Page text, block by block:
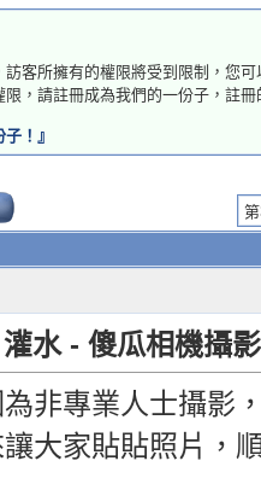
客所擁有的權限將受到限制，您
，請註冊成為我們的一份子，註
！』
灌水 - 傻瓜相機攝
為非專業人士攝影
大家貼貼照片，